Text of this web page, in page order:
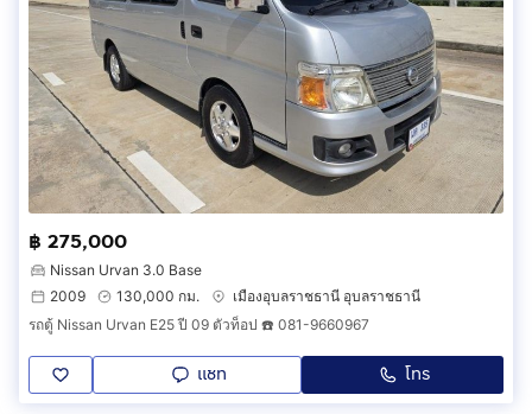
฿ 275,000
Nissan Urvan 3.0 Base
2009
130,000 กม.
เมืองอุบลราชธานี อุบลราชธานี
รถตู้ Nissan Urvan E25 ปี 09 ตัวท็อป ☎️ 081-9660967
แชท โทร